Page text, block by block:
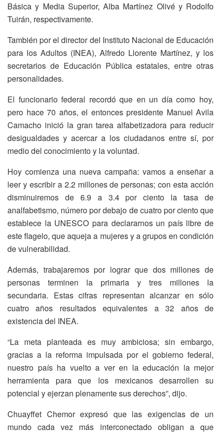
Básica y Media Superior, Alba Martínez Olivé y Rodolfo
Tuirán, respectivamente.
También por el director del Instituto Nacional de Educación
para los Adultos (INEA), Alfredo Llorente Martínez, y los
secretarios de Educación Pública estatales, entre otras
personalidades.
El funcionario federal recordó que en un día como hoy,
pero hace 70 años, el entonces presidente Manuel Avila
Camacho inició la gran tarea alfabetizadora para reducir
desigualdades y acercar a los ciudadanos entre sí, por
medio del conocimiento y la voluntad.
Hoy comienza una nueva campaña: vamos a enseñar a
leer y escribir a 2.2 millones de personas; con esta acción
disminuiremos de 6.9 a 3.4 por ciento la tasa de
analfabetismo, número por debajo de cuatro por ciento que
establece la UNESCO para declararnos un país libre de
este flagelo, que aqueja a mujeres y a grupos en condición
de vulnerabilidad.
Además, trabajaremos por lograr que dos millones de
personas terminen la primaria y tres millones la
secundaria. Estas cifras representan alcanzar en sólo
cuatro años resultados equivalentes a 32 años de
existencia del INEA.
“La meta planteada es muy ambiciosa; sin embargo,
gracias a la reforma impulsada por el gobierno federal,
nuestro país ha vuelto a ver en la educación la mejor
herramienta para que los mexicanos desarrollen su
potencial y ejerzan plenamente sus derechos”, dijo.
Chuayffet Chemor expresó que las exigencias de un
mundo cada vez más interconectado obligan a que